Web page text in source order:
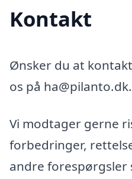
Kontakt
Ønsker du at
os på ha@pilanto.dk.
Vi modtager gerne
forbedringer,
andre forespørgsler